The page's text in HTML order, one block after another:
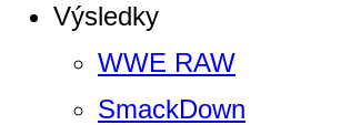
Výsledky
WWE RAW
SmackDown